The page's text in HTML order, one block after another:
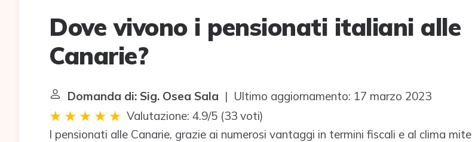
Dove vivono i pensionati italiani alle
Canarie?
Domanda di: Sig. Osea Sala | Ultimo aggiornamento: 17 marzo 2023
Valutazione: 4.9/5 (33 voti)
I pensionati alle Canarie, grazie ai numerosi vantaggi in termini fiscali e al clima mite